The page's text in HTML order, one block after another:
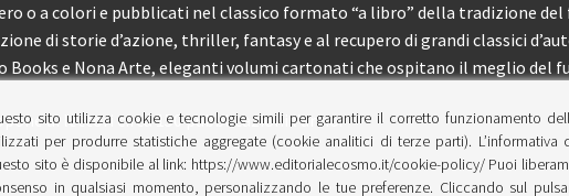
o a colori e pubblicati nel classico formato “a libro” della tradizione
di storie d’azione, thriller, fantasy e al recupero di grandi classici
Books e Nona Arte, eleganti volumi cartonati che ospitano il meglio del
ai lettori circa 150 pubblicazioni l’anno.
sito utilizza cookie e tecnologie simili per garantire il corretto funzionamento
per produrre statistiche aggregate (cookie analitici di terze parti).
sito è disponibile al link: https://www.editorialecosmo.it/cookie-policy/ Puoi
in qualsiasi momento, personalizzando le tue preferenze. Cliccando sul